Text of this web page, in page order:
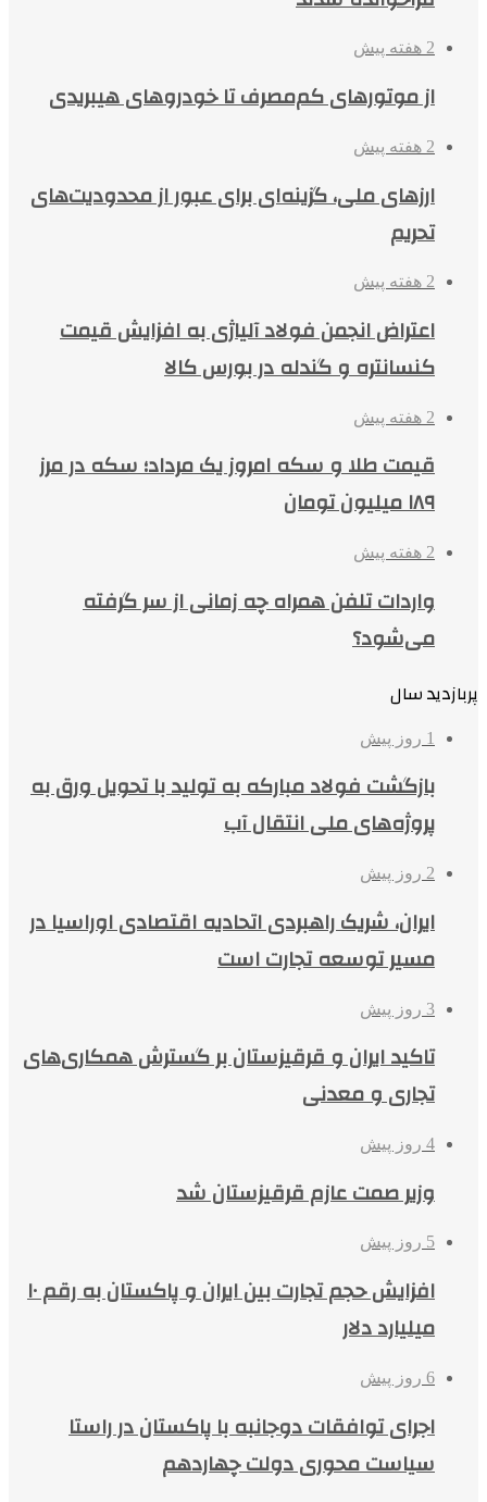
2 هفته پیش
از موتورهای کم‌مصرف تا خودروهای هیبریدی
2 هفته پیش
ارزهای ملی، گزینه‌ای برای عبور از محدودیت‌های
تحریم
2 هفته پیش
اعتراض انجمن فولاد آلیاژی به افزایش قیمت
کنسانتره و گندله در بورس کالا
2 هفته پیش
قیمت طلا و سکه امروز یک مرداد؛ سکه در مرز
۱۸۹ میلیون تومان
2 هفته پیش
واردات تلفن همراه چه زمانی از سر گرفته
می‌شود؟
پربازدید سال
1 روز پیش
بازگشت فولاد مبارکه به تولید با تحویل ورق به
پروژه‌های ملی انتقال آب
2 روز پیش
ایران، شریک راهبردی اتحادیه اقتصادی اوراسیا در
مسیر توسعه تجارت است
3 روز پیش
تاکید ایران و قرقیزستان بر گسترش همکاری‌های
تجاری و معدنی
4 روز پیش
وزیر صمت عازم قرقیزستان شد
5 روز پیش
افزایش حجم تجارت بین ایران و پاکستان به رقم ۱۰
میلیارد دلار
6 روز پیش
اجرای توافقات دوجانبه با پاکستان در راستا
سیاست محوری دولت چهاردهم